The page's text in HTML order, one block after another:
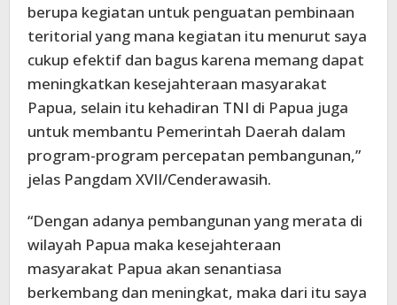
berupa kegiatan untuk penguatan pembinaan
teritorial yang mana kegiatan itu menurut saya
cukup efektif dan bagus karena memang dapat
meningkatkan kesejahteraan masyarakat
Papua, selain itu kehadiran TNI di Papua juga
untuk membantu Pemerintah Daerah dalam
program-program percepatan pembangunan,”
jelas Pangdam XVII/Cenderawasih.
“Dengan adanya pembangunan yang merata di
wilayah Papua maka kesejahteraan
masyarakat Papua akan senantiasa
berkembang dan meningkat, maka dari itu saya